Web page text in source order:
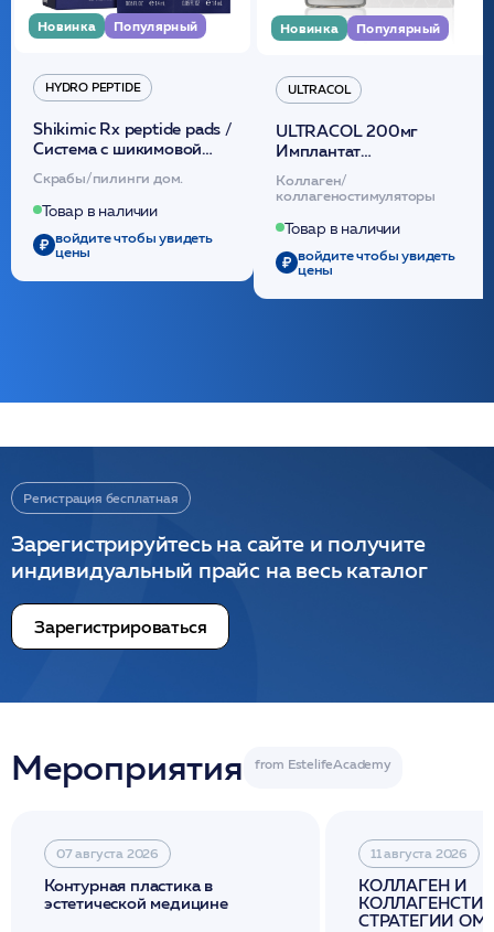
Новинка Популярный
HYDRO PEPTIDE
Shikimic Rx peptide pads /
Cистема с шикимовой
кислотой обновляющая
(30шт) /HP
Скрабы/пилинги дом.
Товар в наличии
войдите чтобы увидеть
цены
Новинка Популярный
ULTRACOL
ULTRACOL 200мг
Имплантат
внутридермальный,
стерильный на основе
полидиоксанона
/ULTRACOL
Коллаген/
коллагеностимуляторы
Товар в наличии
войдите чтобы увидеть
цены
Регистрация бесплатная
Зарегистрируйтесь на сайте и получите
индивидуальный прайс на весь каталог
Зарегистрироваться
Мероприятия
07 августа 2026
Контурная пластика в
эстетической медицине
11 августа 2026
КОЛЛАГЕН И
СТРАТЕГИИ